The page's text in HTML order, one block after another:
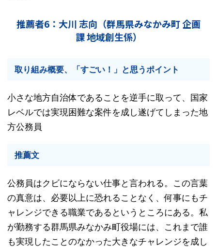
推薦者6：大川 志向（群馬県みなかみ町 企画
課 地域創生係）
取り組み概要、「すごい！」と思うポイント
小さな地方自治体であることを逆手に取って、国家
レベルでは実現困難な案件を成し遂げてしまった地
方公務員
推薦文
公務員はクビにならない仕事と言われる。この言葉
の真意は、必要以上に恐れることなく、何事にもチ
ャレンジできる職業であるというところにある。私
が勤務する群馬県みなかみ町役場には、これまで誰
も実現したことのなかった大きなチャレンジを成し